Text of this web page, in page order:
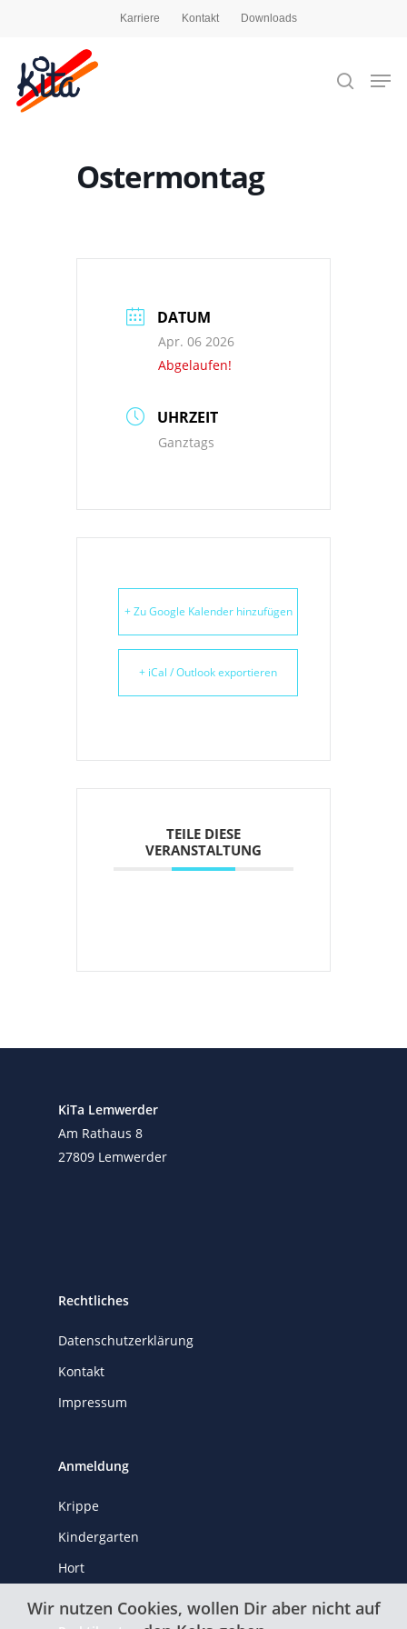
Karriere Kontakt Downloads
Ostermontag
DATUM
Apr. 06 2026
Abgelaufen!
UHRZEIT
Ganztags
+ Zu Google Kalender hinzufügen
+ iCal / Outlook exportieren
TEILE DIESE
VERANSTALTUNG
KiTa Lemwerder
Am Rathaus 8
27809 Lemwerder
Rechtliches
Datenschutzerklärung
Kontakt
Impressum
Anmeldung
Krippe
Kindergarten
Hort
Wir nutzen Cookies, wollen Dir aber nicht auf